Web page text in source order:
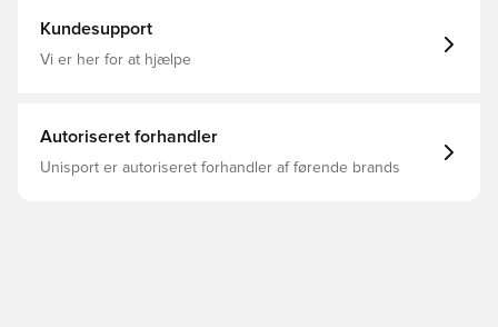
Kundesupport
Vi er her for at hjælpe
Autoriseret forhandler
Unisport er autoriseret forhandler af førende brands